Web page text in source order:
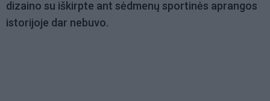
dizaino su iškirpte ant sėdmenų sportinės aprangos
istorijoje dar nebuvo.